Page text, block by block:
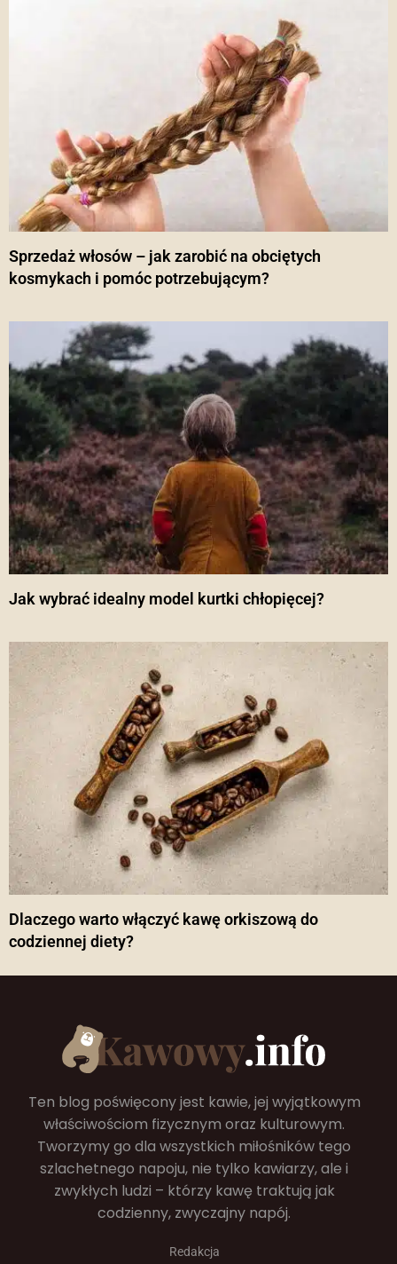
Sprzedaż włosów – jak zarobić na obciętych
kosmykach i pomóc potrzebującym?
Jak wybrać idealny model kurtki chłopięcej?
Dlaczego warto włączyć kawę orkiszową do
codziennej diety?
Ten blog poświęcony jest kawie, jej wyjątkowym
właściwościom fizycznym oraz kulturowym.
Tworzymy go dla wszystkich miłośników tego
szlachetnego napoju, nie tylko kawiarzy, ale i
zwykłych ludzi – którzy kawę traktują jak
codzienny, zwyczajny napój.
Redakcja